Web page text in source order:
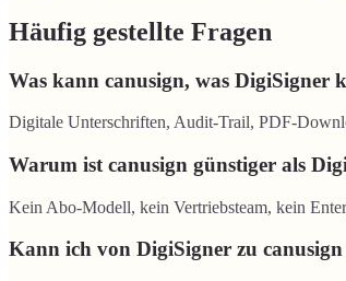
Häufig gestellte Fragen
Was kann canusign, was DigiSigner
Digitale Unterschriften, Audit-Trail, PDF-
Warum ist canusign günstiger als
Kein Abo-Modell, kein Vertriebsteam, kein
Kann ich von DigiSigner zu canusign